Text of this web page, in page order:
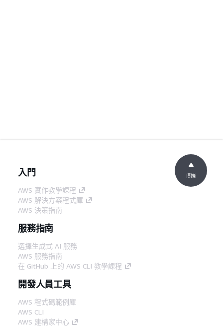
入門
AWS 實作教學課程
AWS 解決方案程式庫
AWS 決策指南
服務指南
選擇生成式 AI 服務
AWS 服務指南
在 GitHub 上的 AWS CLI 教學課程
開發人員工具
AWS 程式碼範例庫
AWS CLI
AWS 建構家中心
頂端